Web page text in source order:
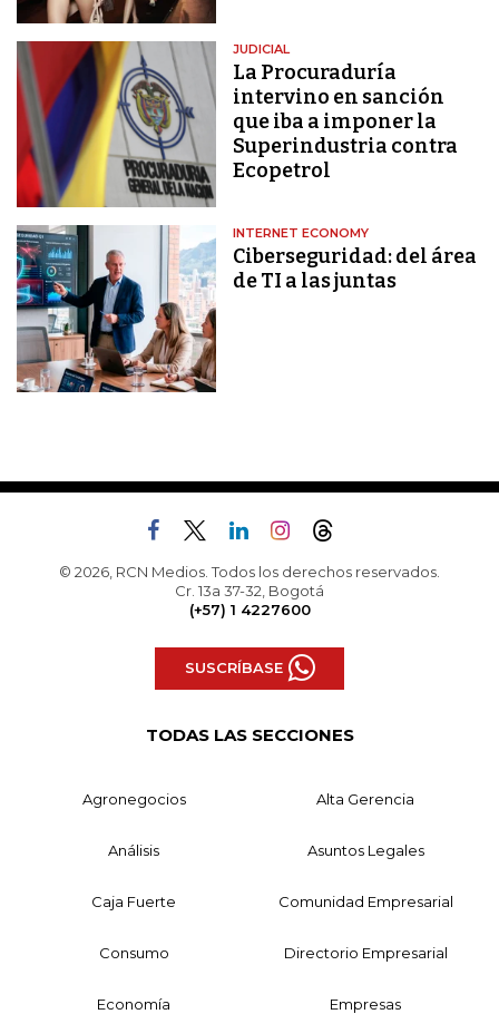
JUDICIAL
La Procuraduría
intervino en sanción
que iba a imponer la
Superindustria contra
Ecopetrol
INTERNET ECONOMY
Ciberseguridad: del área
de TI a las juntas
© 2026, RCN Medios. Todos los derechos reservados.
Cr. 13a 37-32, Bogotá
(+57) 1 4227600
SUSCRÍBASE
TODAS LAS SECCIONES
Agronegocios Alta Gerencia
Análisis Asuntos Legales
Caja Fuerte Comunidad Empresarial
Consumo Directorio Empresarial
Economía Empresas